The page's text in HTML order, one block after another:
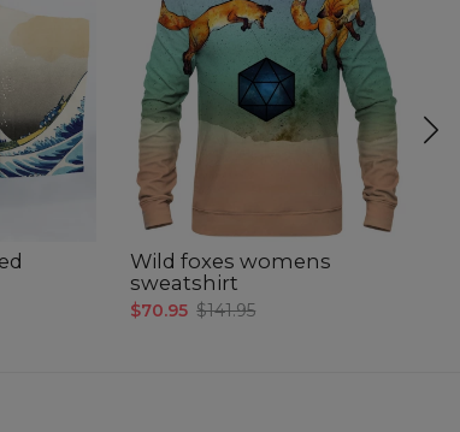
Wild foxes womens
sweatshirt
$70.95 $141.95